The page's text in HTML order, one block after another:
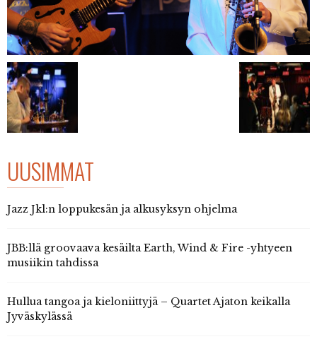
UUSIMMAT
Jazz Jkl:n loppukesän ja alkusyksyn ohjelma
JBB:llä groovaava kesäilta Earth, Wind & Fire -yhtyeen
musiikin tahdissa
Hullua tangoa ja kieloniittyjä – Quartet Ajaton keikalla
Jyväskylässä